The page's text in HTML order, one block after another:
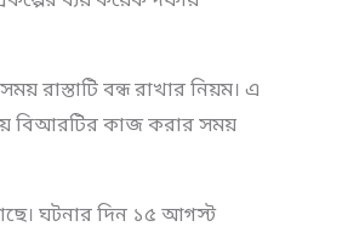
রাস্তাটি বন্ধ রাখার নিয়ম। এ
বিআরটির কাজ করার সময়
ঘটনার দিন ১৫ আগস্ট